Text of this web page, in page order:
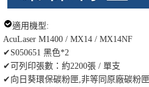
適用機型:
AcuLaser M1400 / MX14 / MX14NF
✔S050651 黑色*2
✔可列印張數：約2200張 / 單支
✔向日葵環保碳粉匣,非等同原廠碳粉匣